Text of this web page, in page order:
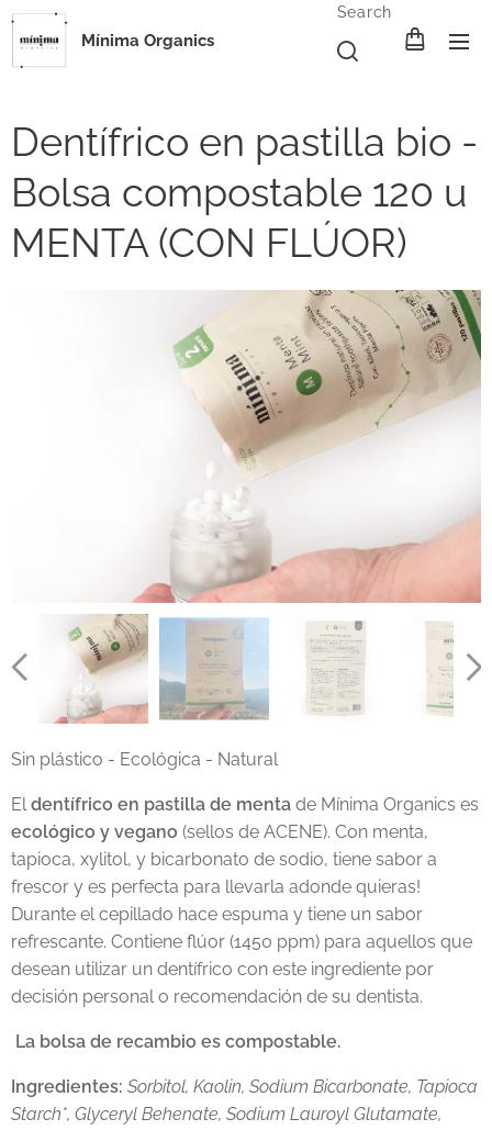
Mínima Organics
Search
Dentífrico en pastilla bio -
Bolsa compostable 120 u
MENTA (CON FLÚOR)
Sin plástico - Ecológica - Natural
Eldentífrico en pastilla de menta de Mínima Organics es
ecológico y vegano (sellos de ACENE). Con menta,
tapioca, xylitol, y bicarbonato de sodio, tiene sabor a
frescor y es perfecta para llevarla adonde quieras!
Durante el cepillado hace espuma y tiene un sabor
refrescante. Contiene flúor (1450 ppm) para aquellos que
desean utilizar un dentífrico con este ingrediente por
decisión personal o recomendación de su dentista.
La bolsa de recambio es compostable.
Ingredientes: Sorbitol, Kaolin, Sodium Bicarbonate, Tapioca
Starch*, Glyceryl Behenate, Sodium Lauroyl Glutamate,